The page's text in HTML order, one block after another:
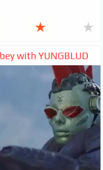
★ ★
with YUNGBLUD